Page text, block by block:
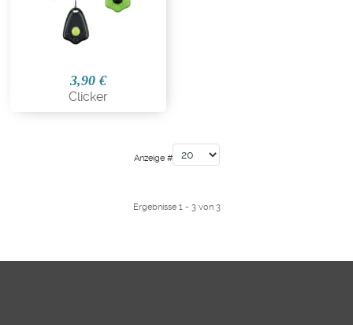
3,90 €
Clicker
Anzeige #
Ergebnisse 1 - 3 von 3